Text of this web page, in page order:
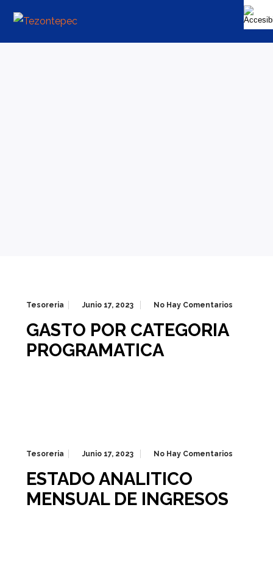
Tesoreria Junio 17, 2023 No Hay Comentarios
GASTO POR CATEGORIA
PROGRAMATICA
Tesoreria Junio 17, 2023 No Hay Comentarios
ESTADO ANALITICO
MENSUAL DE INGRESOS